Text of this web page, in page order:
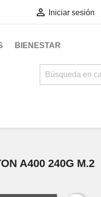
 Iniciar sesión
BIENESTAR
A400 240G M.2